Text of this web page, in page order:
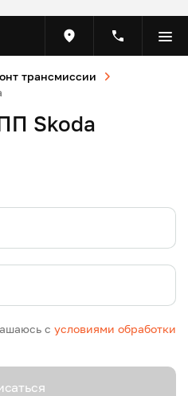
трансмиссии
Skoda
с условиями обработки